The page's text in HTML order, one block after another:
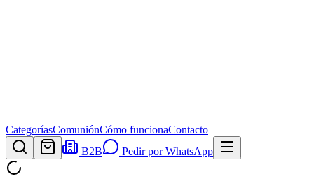
CategoríasComuniónCómo funcionaContacto
B2B
Pedir por WhatsApp